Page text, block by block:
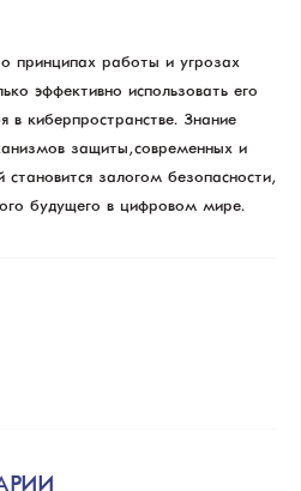
принципах работы и угрозах
эффективно использовать его
в киберпространстве. Знание
защиты, современных и
залогом безопасности,
будущего в цифровом мире.